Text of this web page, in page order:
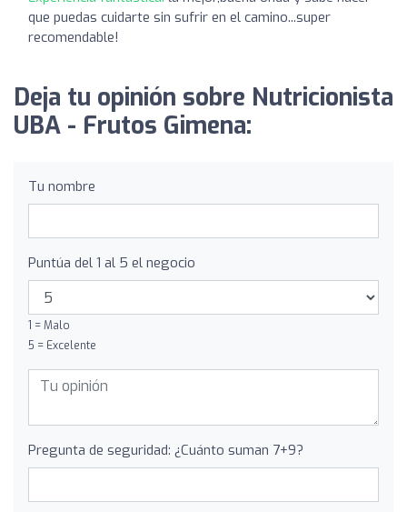
que puedas cuidarte sin sufrir en el camino...super
recomendable!
Deja tu opinión sobre Nutricionista
UBA - Frutos Gimena:
Tu nombre
Puntúa del 1 al 5 el negocio
1 = Malo
5 = Excelente
Pregunta de seguridad: ¿Cuánto suman 7+9?